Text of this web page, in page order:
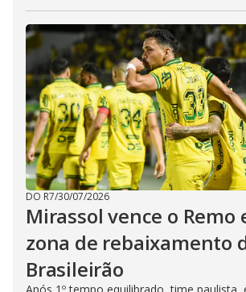
DO R7/30/07/2026
Mirassol vence o Remo
zona de rebaixamento
Brasileirão